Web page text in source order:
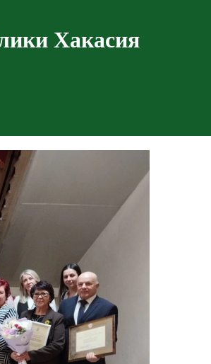
Хакасия